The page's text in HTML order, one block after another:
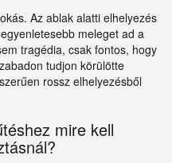
Az ablak alatti elhelyezés
meleget ad a
tragédia, csak fontos, hogy
tudjon körülötte
rossz elhelyezésből
mire kell